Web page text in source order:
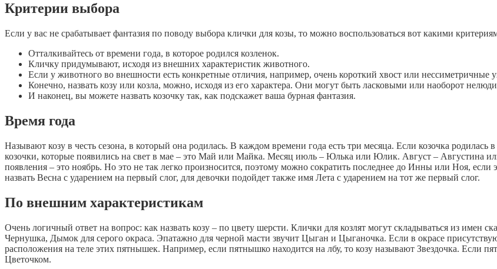
Критерии выбора
Если у вас не срабатывает фантазия по поводу выбора клички для козы, то можно воспользоваться вот какими
Отталкивайтесь от времени года, в которое родился козленок.
Кличку придумывают, исходя из внешних характеристик животного.
Если у животного во внешности есть конкретные отличия, например, очень короткий хвост или нессиметричные
Конечно, назвать козу или козла, можно, исходя из его характера. Они могут быть ласковыми или наоборот
И наконец, вы можете назвать козочку так, как подскажет ваша бурная фантазия.
Время года
Называют козу в честь сезона, в который она родилась. В каждом времени года есть три месяца. Если козочка
козочки, которые появились на свет в мае – это Май или Майка. Месяц июль – Юлька или Юлик. Август – Августина
появления – это ноябрь. Но это не так легко произносится, поэтому можно сократить последнее до Инны или Ноя,
назвать Весна с ударением на первый слог, для девочки подойдет также имя Лета с ударением на тот же первый слог.
По внешним характеристикам
Очень логичный ответ на вопрос: как назвать козу – по цвету шерсти. Клички для козлят могут складываться из имен
Чернушка, Дымок для серого окраса. Эпатажно для черной масти звучит Цыган и Цыганочка. Если в окрасе
расположения на теле этих пятнышек. Например, если пятнышко находится на лбу, то козу называют Звездочка. Если
Цветочком.